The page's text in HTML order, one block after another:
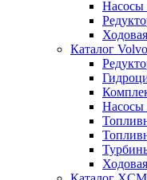
Насосы
Каталог Volvo
Насосы